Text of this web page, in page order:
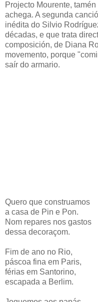
Projecto Mourente,
achega. A segunda
inédita do Silvio
décadas, e que trata
composición, de Diana
movemento, porque
saír do armario.
Quero que construamos
a casa de Pin e Pon.
Nom repares nos gastos
dessa decoraçom.
Fim de ano no Rio,
páscoa fina em Paris,
férias em Santorino,
escapada a Berlim.